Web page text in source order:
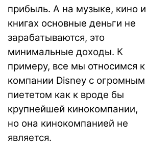
прибыль. А на музыке, кино и
книгах основные деньги не
зарабатываются, это
минимальные доходы. К
примеру, все мы относимся к
компании Disney с огромным
пиететом как к вроде бы
крупнейшей кинокомпании,
но она кинокомпанией не
является.